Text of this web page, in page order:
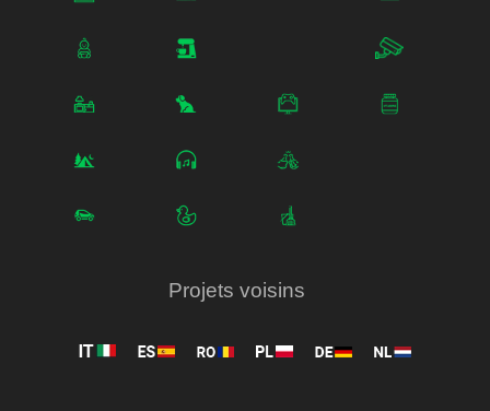
Projets voisins